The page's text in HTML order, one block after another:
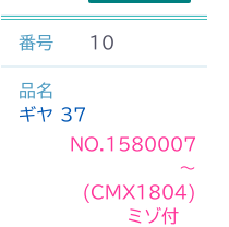
10
ギヤ 37
NO.1580007
～
(CMX1804)
ミゾ付